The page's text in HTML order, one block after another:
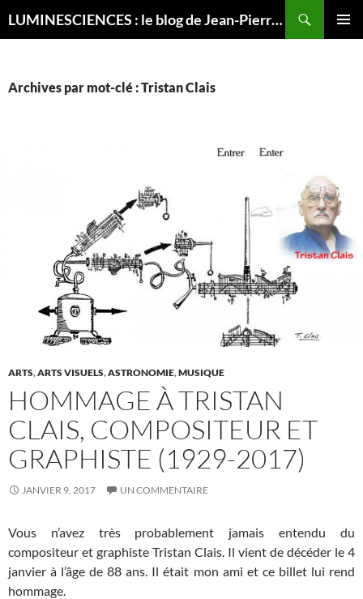
LUMINESCIENCES : le blog de Jean-Pierre LUMINET, astrophysicien
Archives par mot-clé : Tristan Clais
ARTS,ARTS VISUELS,ASTRONOMIE,MUSIQUE
HOMMAGE À TRISTAN
CLAIS, COMPOSITEUR ET
GRAPHISTE (1929-2017)
JANVIER 9, 2017 UN COMMENTAIRE
Vous n’avez très probablement jamais entendu du
compositeur et graphiste Tristan Clais. Il vient de décéder le 4
janvier à l’âge de 88 ans. Il était mon ami et ce billet lui rend
hommage.